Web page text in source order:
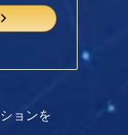
ョンを